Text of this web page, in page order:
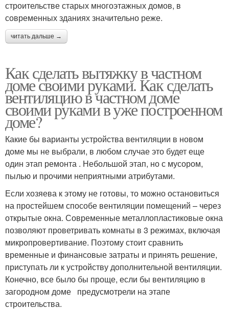
строительстве старых многоэтажных домов, в
современных зданиях значительно реже.
читать дальше →
Как сделать вытяжку в частном
доме своими руками. Как сделать
вентиляцию в частном доме
своими руками в уже построенном
доме?
Какие бы варианты устройства вентиляции в новом
доме мы не выбрали, в любом случае это будет еще
один этап ремонта . Небольшой этап, но с мусором,
пылью и прочими неприятными атрибутами.
Если хозяева к этому не готовы, то можно остановиться
на простейшем способе вентиляции помещений – через
открытые окна. Современные металлопластиковые окна
позволяют проветривать комнаты в 3 режимах, включая
микропровертивание. Поэтому стоит сравнить
временные и финансовые затраты и принять решение,
приступать ли к устройству дополнительной вентиляции.
Конечно, все было бы проще, если бы вентиляцию в
загородном доме предусмотрели на этапе
строительства.